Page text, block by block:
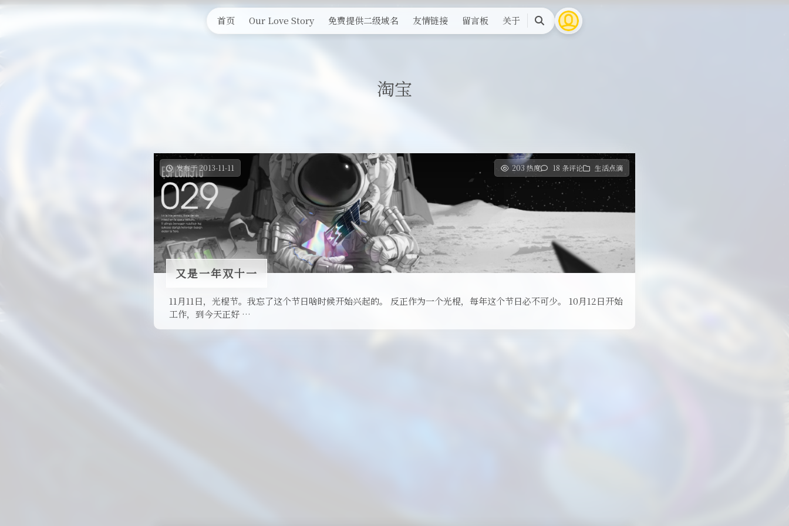
首页 Our Love Story 免费提供二级域名 友情链接 留言板 关于
搜
淘宝
发布于 2013-11-11 203 热度 18 条评论 生活点滴
又是一年双十一
11月11日，光棍节。我忘了这个节日啥时候开始兴起的。 反正作为一个光棍，每年这个节日必不可少。 10月12日开始
工作，到今天正好 …